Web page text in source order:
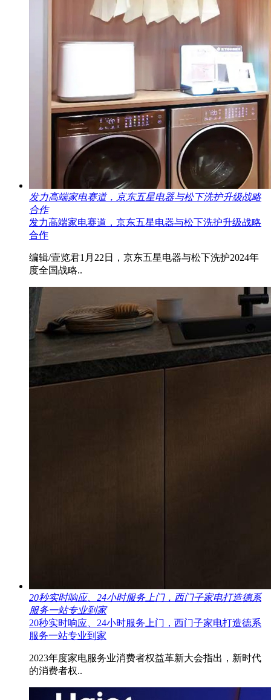
发力高端家电赛道，京东五星电器与松下洗护升级战略
合作
发力高端家电赛道，京东五星电器与松下洗护升级战略
合作
编辑/壹览君1月22日，京东五星电器与松下洗护2024年
度全国战略..
20秒实时响应、24小时服务上门，西门子家电打造德系
服务一站专业到家
20秒实时响应、24小时服务上门，西门子家电打造德系
服务一站专业到家
2023年度家电服务业消费者权益革新大会指出，新时代
的消费者权..